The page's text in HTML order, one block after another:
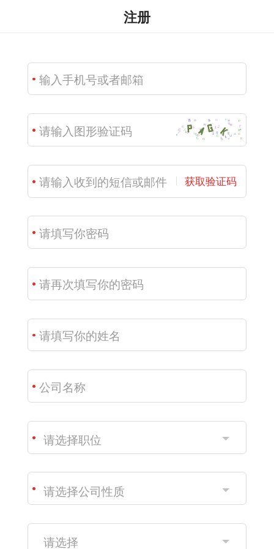
注册
获取验证码